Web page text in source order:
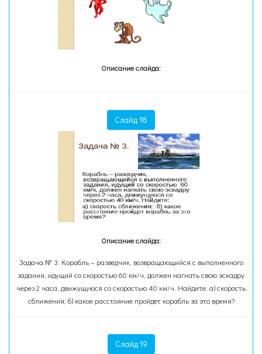
Описание слайда:
Слайд 18
Описание слайда:
Задача № 3. Корабль – разведчик, возвращающийся с выполненного
задания, идущий со скоростью 60 км/ч, должен нагнать свою эскадру
через 2 часа, движущуюся со скоростью 40 км/ч. Найдите: а) скорость
сближения; б) какое расстояние пройдет корабль за это время?
Слайд 19